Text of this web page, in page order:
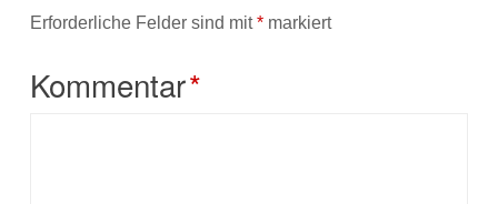
Erforderliche Felder sind mit*markiert
Kommentar*